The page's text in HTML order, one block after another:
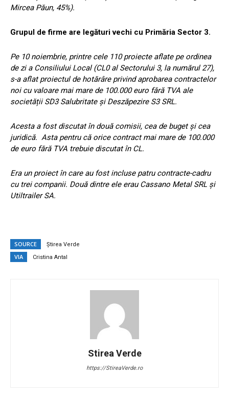
Mircea Păun, 45%).
Grupul de firme are legături vechi cu Primăria Sector 3.
Pe 10 noiembrie, printre cele 110 proiecte aflate pe ordinea
de zi a Consiliului Local (CL0 al Sectorului 3, la numărul 27),
s-a aflat proiectul de hotărâre privind aprobarea contractelor
noi cu valoare mai mare de 100.000 euro fără TVA ale
societății SD3 Salubritate și Deszăpezire S3 SRL.
Acesta a fost discutat în două comisii, cea de buget și cea
juridică. Asta pentru că orice contract mai mare de 100.000
de euro fără TVA trebuie discutat în CL.
Era un proiect în care au fost incluse patru contracte-cadru
cu trei companii. Două dintre ele erau Cassano Metal SRL și
Utiltrailer SA.
SOURCE Știrea Verde
VIA Cristina Antal
Stirea Verde
https://StireaVerde.ro